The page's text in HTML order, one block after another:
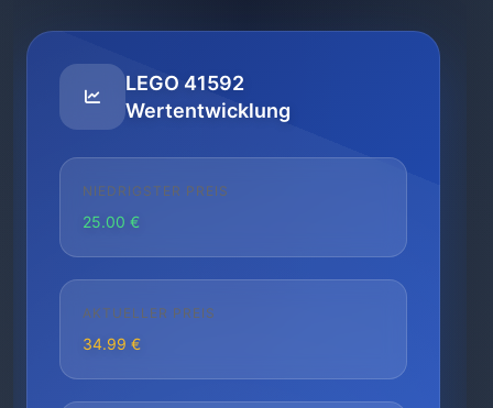
LEGO 41592
Wertentwicklung
NIEDRIGSTER PREIS
25.00 €
AKTUELLER PREIS
34.99 €